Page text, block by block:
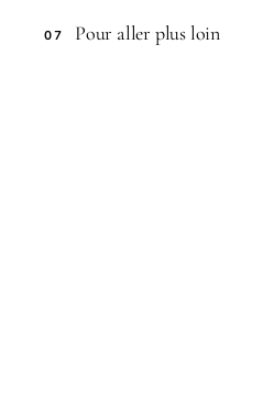
07 Pour aller plus loin